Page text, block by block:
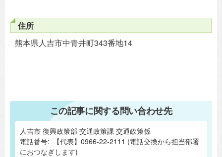
住所
熊本県人吉市中青井町343番地14
この記事に関する問い合わせ先
人吉市 復興政策部 交通政策課 交通政策係
電話番号:
【代表】0966-22-2111 (電話交換から担当部署
におつなぎします)